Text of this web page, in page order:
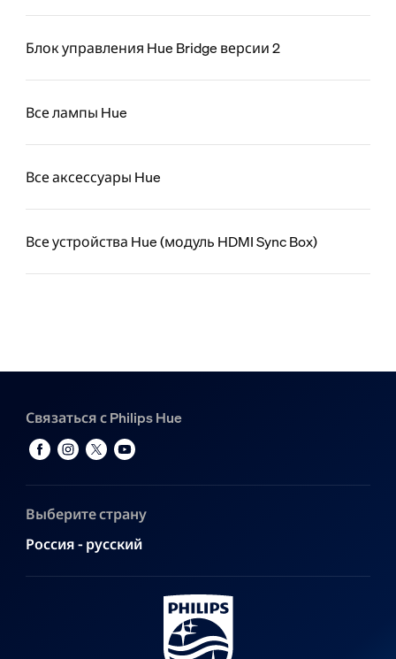
Блок управления Hue Bridge версии 2
Все лампы Hue
Все аксессуары Hue
Все устройства Hue (модуль HDMI Sync Box)
Связаться с Philips Hue
Выберите страну
Россия - русский